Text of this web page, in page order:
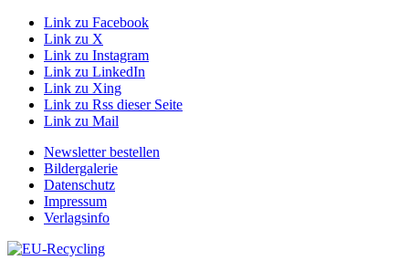
Link zu Facebook
Link zu X
Link zu Instagram
Link zu LinkedIn
Link zu Xing
Link zu Rss dieser Seite
Link zu Mail
Newsletter bestellen
Bildergalerie
Datenschutz
Impressum
Verlagsinfo